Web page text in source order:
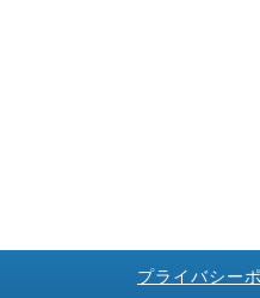
プライバシー